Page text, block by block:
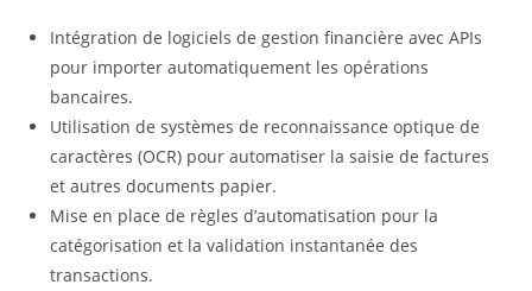
Intégration de logiciels de gestion financière avec APIs
pour importer automatiquement les opérations
bancaires.
Utilisation de systèmes de reconnaissance optique de
caractères (OCR) pour automatiser la saisie de factures
et autres documents papier.
Mise en place de règles d’automatisation pour la
catégorisation et la validation instantanée des
transactions.